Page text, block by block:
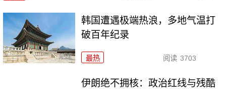
韩国遭遇极端热浪，多地气温打
破百年纪录
最热 阅读 3703
伊朗绝不拥核：政治红线与残酷